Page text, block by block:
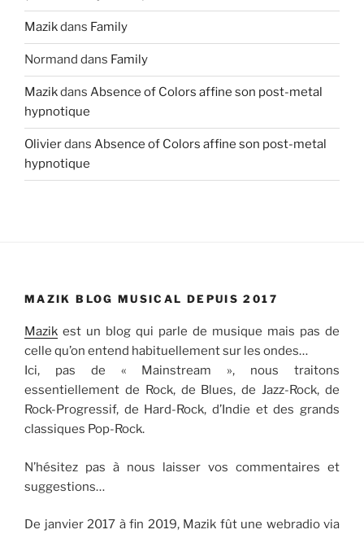
Mazikdans Family
Normand dans Family
Mazikdans Absence of Colors affine son post-metal
hypnotique
Olivierdans Absence of Colors affine son post-metal
hypnotique
MAZIK BLOG MUSICAL DEPUIS 2017
Mazik est un blog qui parle de musique mais pas de
celle qu’on entend habituellement sur les ondes…
Ici, pas de « Mainstream », nous traitons
essentiellement de Rock, de Blues, de Jazz-Rock, de
Rock-Progressif, de Hard-Rock, d’Indie et des grands
classiques Pop-Rock.
N’hésitez pas à nous laisser vos commentaires et
suggestions…
De janvier 2017 à fin 2019, Mazik fût une webradio via